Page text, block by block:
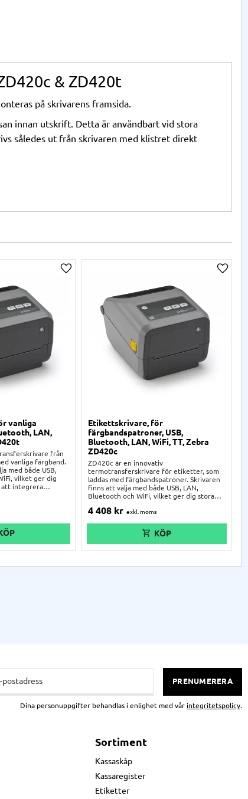
& ZD420t
på skrivarens framsida.
innan utskrift. Detta är användbart vid stora
således ut från skrivaren med klistret direkt
vanliga
LAN,
från
vanliga färgband.
med både USB,
vilket ger dig
integrera
har flertalet
Lägg till i önskelista
Etikettskrivare, för
färgbandspatroner, USB,
Bluetooth, LAN, WiFi, TT, Zebra
ZD420c
ZD420c är en innovativ
termotransferskrivare för etiketter, som
laddas med färgbandspatroner. Skrivaren
finns att välja med både USB, LAN,
Bluetooth och WiFi, vilket ger dig stora
just ditt system. Justerbar sensor gör det
som har flertalet etiketter i bredd, eller
rullar som har icke-centrerade eller icke-
heltäckande läsmärken. Skrivaren finns
4 408 kr
Lägg
PRENUMERERA
Dina personuppgifter behandlas i enlighet med vår integritetspolicy.
Sortiment
Kassaskåp
Kassaregister
Etiketter